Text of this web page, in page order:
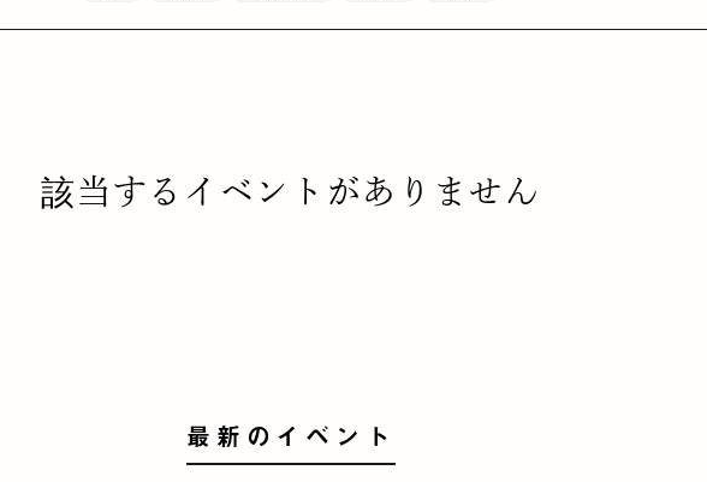
該当するイベントがありません
最新のイベント